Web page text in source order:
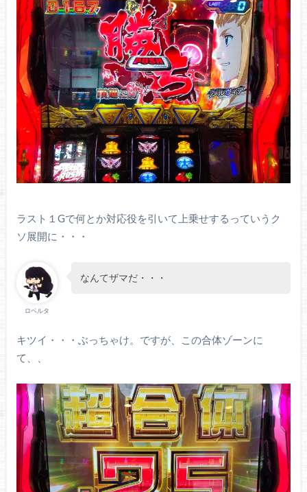
ラスト１Gで何とか対応役を引いて上乗せするっていうク
ソ展開に・・・
ロベルタ
なんてザマだ・・・
キツイ・・・ぶっちゃけ。ですが、この合体ゾーンに
て、、